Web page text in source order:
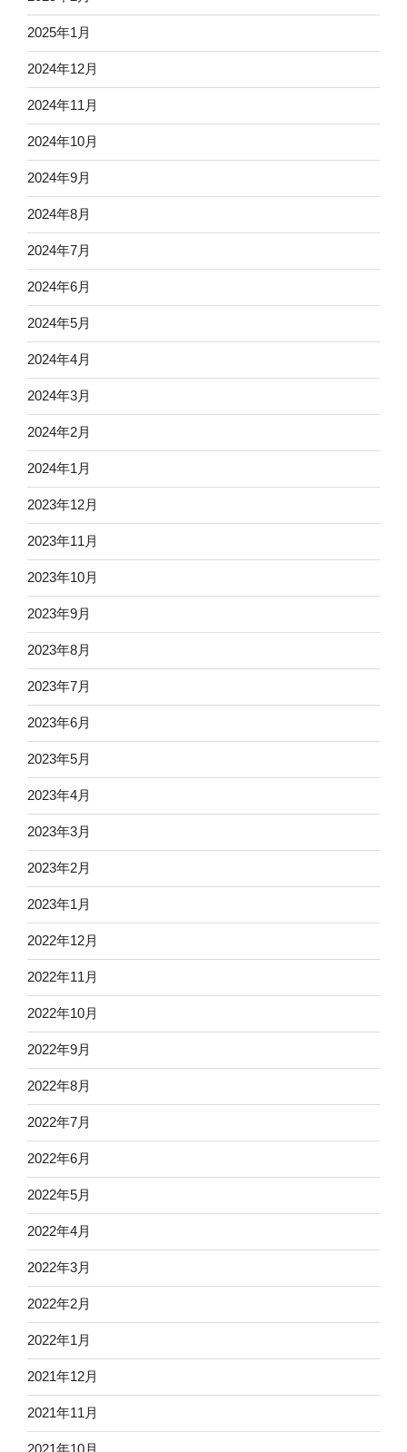
2025年1月
2024年12月
2024年11月
2024年10月
2024年9月
2024年8月
2024年7月
2024年6月
2024年5月
2024年4月
2024年3月
2024年2月
2024年1月
2023年12月
2023年11月
2023年10月
2023年9月
2023年8月
2023年7月
2023年6月
2023年5月
2023年4月
2023年3月
2023年2月
2023年1月
2022年12月
2022年11月
2022年10月
2022年9月
2022年8月
2022年7月
2022年6月
2022年5月
2022年4月
2022年3月
2022年2月
2022年1月
2021年12月
2021年11月